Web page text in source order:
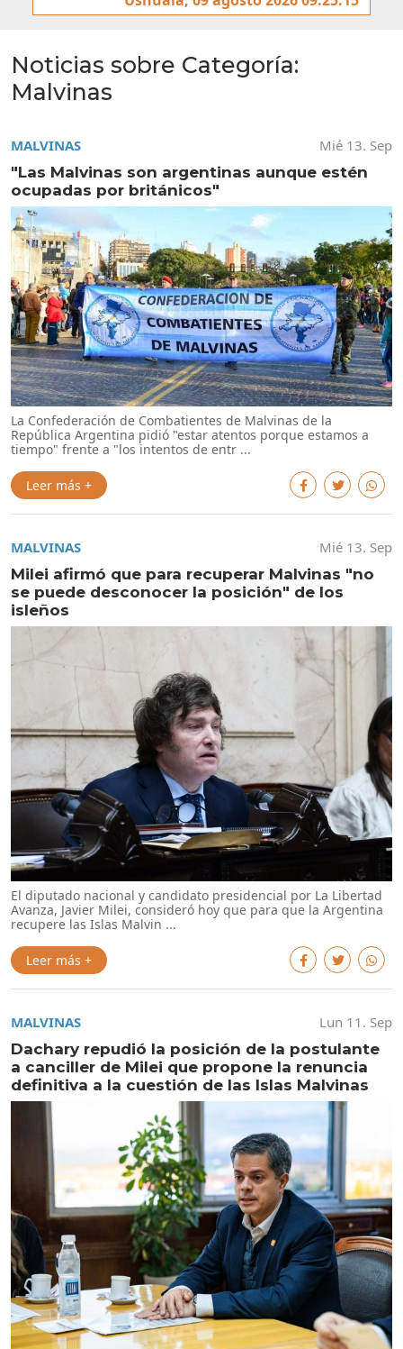
Noticias sobre Categoría:
Malvinas
MALVINAS
Mié 13. Sep
"Las Malvinas son argentinas aunque estén
ocupadas por británicos"
La Confederación de Combatientes de Malvinas de la
República Argentina pidió "estar atentos porque estamos a
tiempo" frente a "los intentos de entr ...
Leer más +
MALVINAS
Mié 13. Sep
Milei afirmó que para recuperar Malvinas "no
se puede desconocer la posición" de los
isleños
El diputado nacional y candidato presidencial por La Libertad
Avanza, Javier Milei, consideró hoy que para que la Argentina
recupere las Islas Malvin ...
Leer más +
MALVINAS
Lun 11. Sep
Dachary repudió la posición de la postulante
a canciller de Milei que propone la renuncia
definitiva a la cuestión de las Islas Malvinas